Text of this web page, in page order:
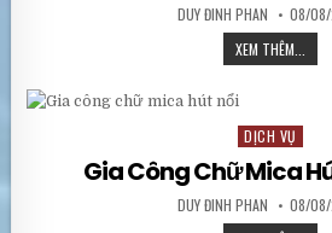
AUTHOR:
DUY ĐINH PHAN
08/
XEM THÊM...
Posted in
DỊCH VỤ
Gia Công Chữ Mica
AUTHOR:
DUY ĐINH PHAN
08/